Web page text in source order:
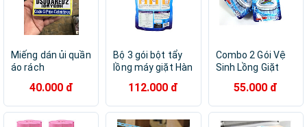
Miếng dán ủi quần
áo rách
40.000 đ
Bộ 3 gói bột tẩy
lồng máy giặt Hàn
112.000 đ
Combo 2 Gói Vệ
Sinh Lồng Giặt
55.000 đ